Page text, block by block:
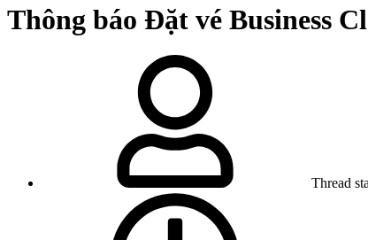
Thông báo Đặt vé Business
Thread